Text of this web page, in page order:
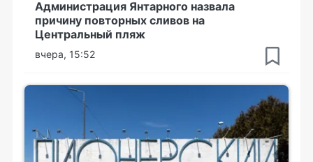
Администрация Янтарного назвала
причину повторных сливов на
Центральный пляж
вчера, 15:52